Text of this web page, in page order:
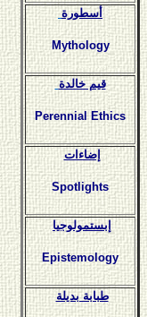
أسطورة
Mythology
قيم خالدة
Perennial Ethics
إضاءات
Spotlights
إبستمولوجيا
Epistemology
طبابة بديلة